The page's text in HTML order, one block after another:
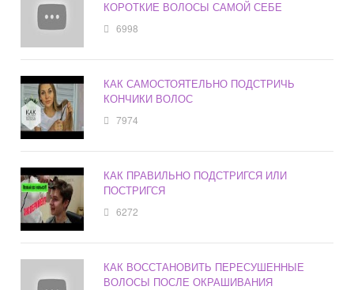
КОРОТКИЕ ВОЛОСЫ САМОЙ СЕБЕ
6998
КАК САМОСТОЯТЕЛЬНО ПОДСТРИЧЬ
КОНЧИКИ ВОЛОС
7974
КАК ПРАВИЛЬНО ПОДСТРИГСЯ ИЛИ
ПОСТРИГСЯ
6272
КАК ВОССТАНОВИТЬ ПЕРЕСУШЕННЫЕ
ВОЛОСЫ ПОСЛЕ ОКРАШИВАНИЯ